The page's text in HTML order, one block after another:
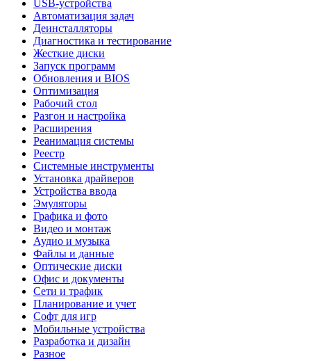
USB-устройства
Автоматизация задач
Деинсталляторы
Диагностика и тестирование
Жесткие диски
Запуск программ
Обновления и BIOS
Оптимизация
Рабочий стол
Разгон и настройка
Расширения
Реанимация системы
Реестр
Системные инструменты
Установка драйверов
Устройства ввода
Эмуляторы
Графика и фото
Видео и монтаж
Аудио и музыка
Файлы и данные
Оптические диски
Офис и документы
Сети и трафик
Планирование и учет
Софт для игр
Мобильные устройства
Разработка и дизайн
Разное